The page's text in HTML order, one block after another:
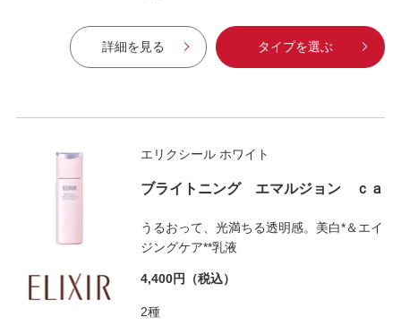
詳細を見る タイプを選ぶ
エリクシール ホワイト
ブライトニング エマルジョン ｃａ
うるおって、光満ちる透明感。美白*＆エイ
ジングケア**乳液
4,400円 （税込）
2種